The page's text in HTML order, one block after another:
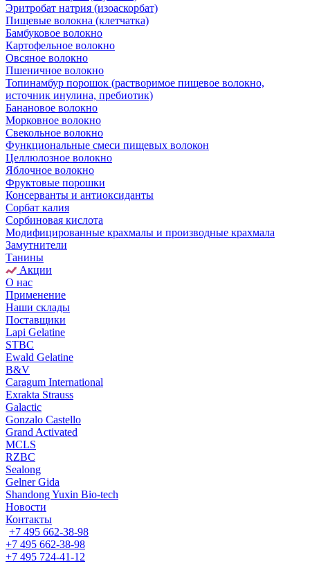
Эритробат натрия (изоаскорбат)
Пищевые волокна (клетчатка)
Бамбуковое волокно
Картофельное волокно
Овсяное волокно
Пшеничное волокно
Топинамбур порошок (растворимое пищевое волокно,
источник инулина, пребиотик)
Банановое волокно
Морковное волокно
Свекольное волокно
Функциональные смеси пищевых волокон
Целлюлозное волокно
Яблочное волокно
Фруктовые порошки
Консерванты и антиоксиданты
Сорбат калия
Сорбиновая кислота
Модифицированные крахмалы и производные крахмала
Замутнители
Танины
Акции
О нас
Применение
Наши склады
Поставщики
Lapi Gelatine
STBC
Ewald Gelatine
B&V
Caragum International
Exrakta Strauss
Galactic
Gonzalo Castello
Grand Activated
MCLS
RZBC
Sealong
Gelner Gida
Shandong Yuxin Bio-tech
Новости
Контакты
+7 495 662-38-98
+7 495 662-38-98
+7 495 724-41-12